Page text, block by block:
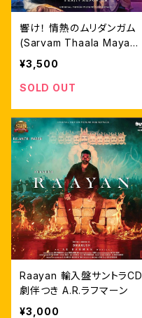
響け！ 情熱のムリダンガム
(Sarvam Thaala Mayam)
サントラCD ※upgrade再
発売
¥3,500
SOLD OUT
Raayan 輸入盤サントラCD
劇伴つき A.R.ラフマーン
¥3,000